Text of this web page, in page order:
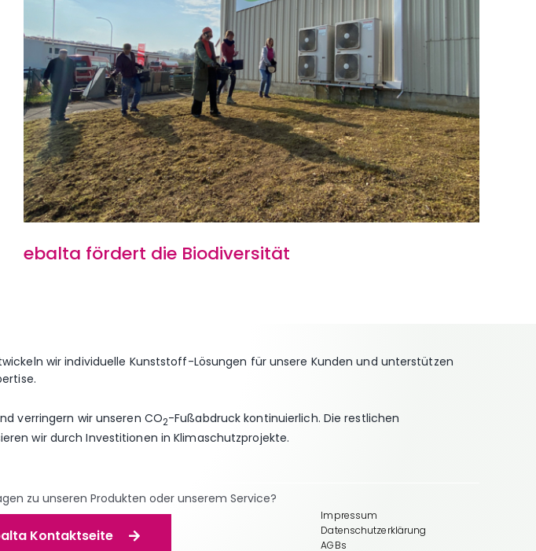
ebalta fördert die Biodiversität
wir individuelle Kunststoff-Lösungen für unsere Kunden und unterstützen
verringern wir unseren CO2-Fußabdruck kontinuierlich. Die restlichen
wir durch Investitionen in Klimaschutzprojekte.
zu unseren Produkten oder unserem Service?
Kontaktseite
Impressum
Datenschutzerklärung
AGBs